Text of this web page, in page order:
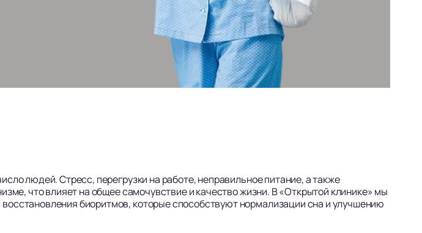
людей. Стресс, перегрузки на работе, неправильное питание, а также
что влияет на общее самочувствие и качество жизни. В «Открытой клинике» мы
биоритмов, которые способствуют нормализации сна и улучшению